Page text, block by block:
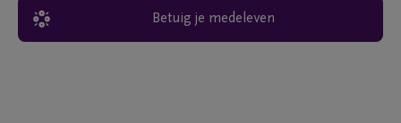
Betuig je medeleven